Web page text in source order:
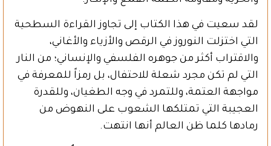
لقد سعيت في هذا الكتاب إلى تجاوز القراءة السطحية
التي اختزلت النوروز في الرقص والأزياء والأغاني،
والاقتراب أكثر من جوهره الفلسفي والإنساني؛ من النار
التي لم تكن مجرد شعلة للاحتفال، بل رمزاً للمعرفة في
مواجهة العتمة، وللتمرد في وجه الطغيان، وللقدرة
العجيبة التي تمتلكها الشعوب على النهوض من
رمادها كلما ظن العالم أنها انتهت.